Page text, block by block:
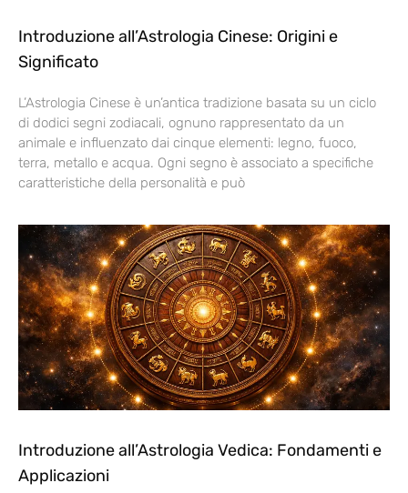
Introduzione all’Astrologia Cinese: Origini e
Significato
L’Astrologia Cinese è un’antica tradizione basata su un ciclo
di dodici segni zodiacali, ognuno rappresentato da un
animale e influenzato dai cinque elementi: legno, fuoco,
terra, metallo e acqua. Ogni segno è associato a specifiche
caratteristiche della personalità e può
Introduzione all’Astrologia Vedica: Fondamenti e
Applicazioni